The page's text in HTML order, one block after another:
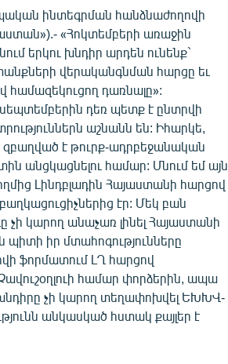
ինտեգրման հանձնաժողովի
«Հոկտեմբերի առաջին
երկու խնդիր արդեն ունենք`
վերականգնման հարցը եւ
դառնալը»:
դեռ պետք է ընտրվի
աշնանն են: Իհարկե,
զբաղված է թուրք-ադրբեջանական
անցկացնելու համար: Մնում եմ այն
Լինդբլադին Հայաստանի հարցով
էր: Մեկ բան
չի կարող անաչառ լինել Հայաստանի
պիտի իր մտահոգությունները
ֆորմատում ԼՂ հարցով
համար փորձերին, ապա
չի կարող տեղափոխվել ԵԽԽՎ-
անկասկած հստակ քայլեր է